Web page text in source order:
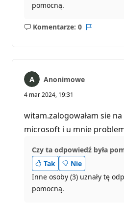
pomocną.
Komentarze: 0
Brak
Anonimowe
4 mar 2024, 19:31
witam.zalogowałam sie
microsoft i u mnie
Czy ta odpowiedź była
Tak
Nie
Inne osoby (3) uznały tę
pomocną.